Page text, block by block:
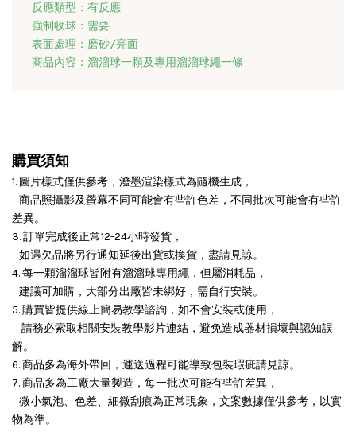
反應類型：有反應
強制收球：需要
表面處理：磨砂/亮面
商品內容：溜溜球一顆及專用溜溜球繩一條
購買須知
1. 圖片樣式僅供參考，潑墨渲染樣式為隨機生成，
商品照攝影及螢幕不同可能會有些許色差，不同批次可能會有些許
差異。
3. 訂單完成後正常12-24小時發貨，
如遇欠品將另行通知延後出貨或換貨，盡請見諒。
4. 每一顆溜溜球皆附有溜溜球專用繩，但屬消耗品，
建議可加購，大部分出廠皆未綁好，需自行安裝。
5. 購買皆提供線上簡易教學諮詢，如不會安裝或使用，
請務必索取相關安裝教學影片連結，避免造成器材損壞與認知誤
解。
6. 商品多為海外帶回，運送過程可能導致包裝瑕疵請見諒。
7. 商品多為工廠大量製造，每一批次可能有些許差異，
微小氣泡、色差、細微刮痕為正常現象，文案數據僅供參考，以實
物為準。